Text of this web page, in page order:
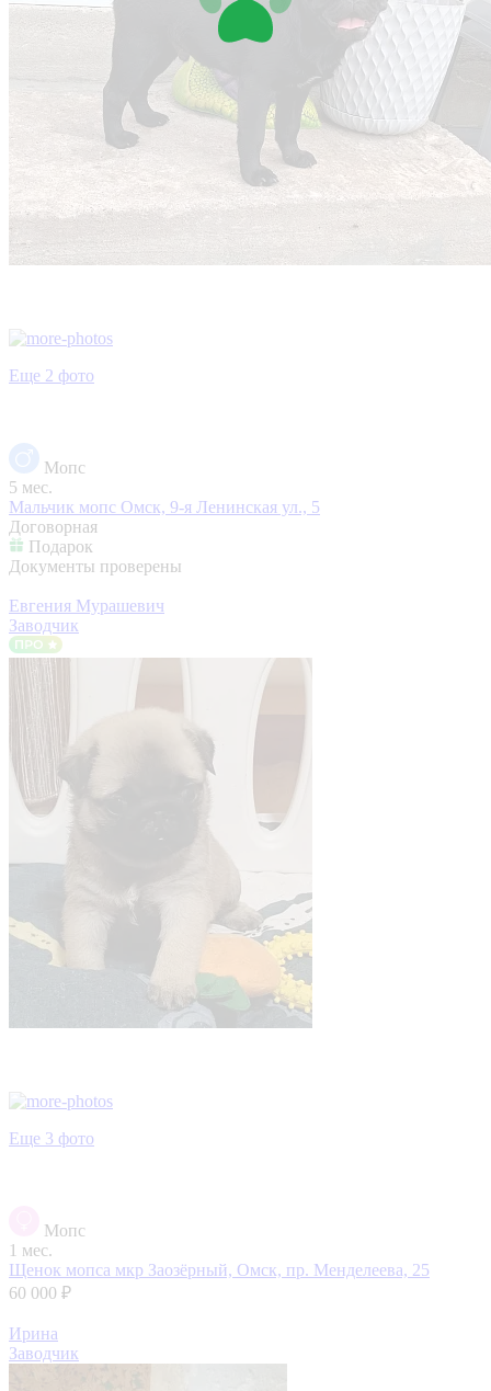
Еще 2 фото
Мопс
5 мес.
Мальчик мопс Омск, 9-я Ленинская ул., 5
Договорная
Подарок
Документы проверены
Евгения Мурашевич
Заводчик
Еще 3 фото
Мопс
1 мес.
Щенок мопса мкр Заозёрный, Омск, пр. Менделеева, 25
60 000 ₽
Ирина
Заводчик